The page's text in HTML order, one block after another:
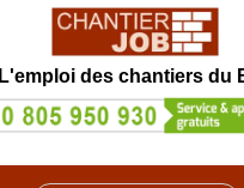
L'emploi des chantiers du